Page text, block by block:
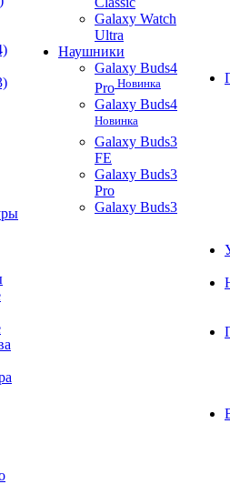
Galaxy Watch
Ultra
Наушники
Galaxy Buds4
Pro Новинка
Galaxy Buds4
Новинка
Galaxy Buds3
FE
Galaxy Buds3
Pro
Galaxy Buds3